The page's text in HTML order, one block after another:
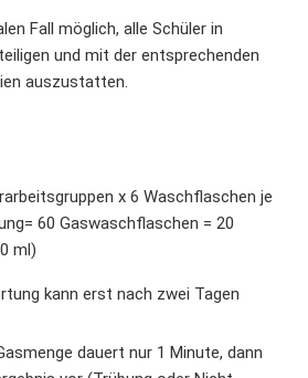
Fall möglich, alle Schüler in
und mit der entsprechenden
auszustatten.
x 6 Waschflaschen je
60 Gaswaschflaschen = 20
ml)
kann erst nach zwei Tagen
dauert nur 1 Minute, dann